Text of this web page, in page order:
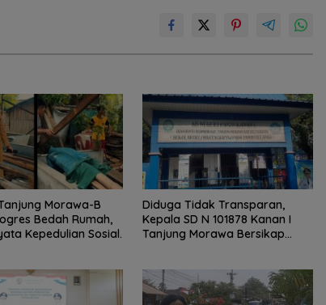
Morawa-B
Bedah Rumah,
Kepedulian Sosial.
Diduga Tidak Transparan,
Kepala SD N 101878 Kanan I
Tanjung Morawa Bersikap